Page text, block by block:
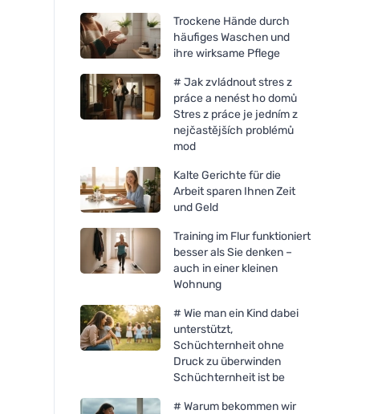
Trockene Hände durch
häufiges Waschen und
ihre wirksame Pflege
# Jak zvládnout stres z
práce a nenést ho domů
Stres z práce je jedním z
nejčastějších problémů
mod
Kalte Gerichte für die
Arbeit sparen Ihnen Zeit
und Geld
Training im Flur funktioniert
besser als Sie denken –
auch in einer kleinen
Wohnung
# Wie man ein Kind dabei
unterstützt,
Schüchternheit ohne
Druck zu überwinden
Schüchternheit ist be
# Warum bekommen wir